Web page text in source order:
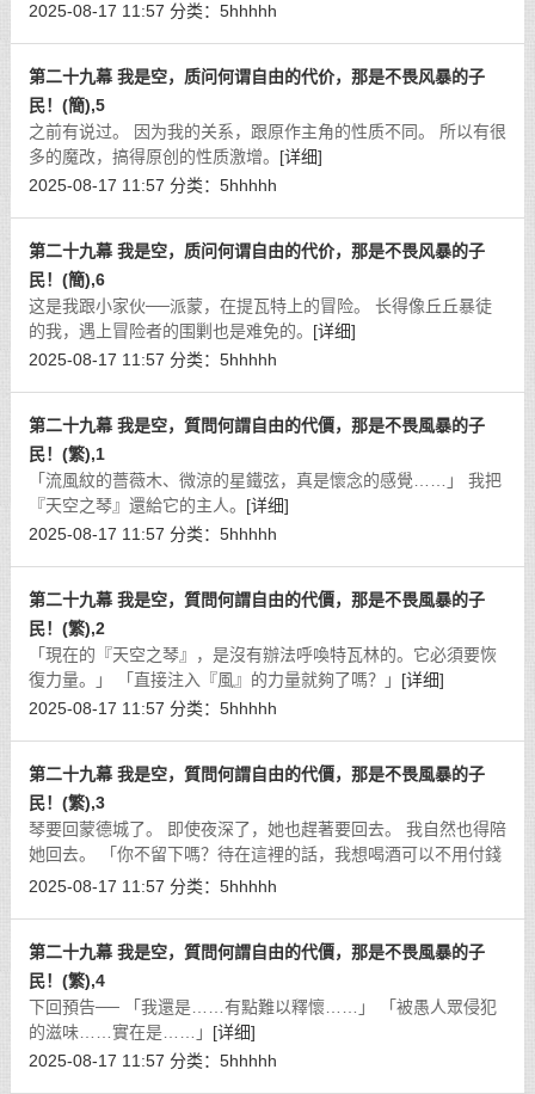
2025-08-17 11:57 分类： 5hhhhh
第二十九幕 我是空，质问何谓自由的代价，那是不畏风暴的子
民！(簡),5
之前有说过。 因为我的关系，跟原作主角的性质不同。 所以有很
多的魔改，搞得原创的性质激增。 [详细]
2025-08-17 11:57 分类： 5hhhhh
第二十九幕 我是空，质问何谓自由的代价，那是不畏风暴的子
民！(簡),6
这是我跟小家伙──派蒙，在提瓦特上的冒险。 长得像丘丘暴徒
的我，遇上冒险者的围剿也是难免的。 [详细]
2025-08-17 11:57 分类： 5hhhhh
第二十九幕 我是空，質問何謂自由的代價，那是不畏風暴的子
民！(繁),1
「流風紋的薔薇木、微涼的星鐵弦，真是懷念的感覺……」 我把
『天空之琴』還給它的主人。 [详细]
2025-08-17 11:57 分类： 5hhhhh
第二十九幕 我是空，質問何謂自由的代價，那是不畏風暴的子
民！(繁),2
「現在的『天空之琴』，是沒有辦法呼喚特瓦林的。它必須要恢
復力量。」 「直接注入『風』的力量就夠了嗎？」 [详细]
2025-08-17 11:57 分类： 5hhhhh
第二十九幕 我是空，質問何謂自由的代價，那是不畏風暴的子
民！(繁),3
琴要回蒙德城了。 即使夜深了，她也趕著要回去。 我自然也得陪
她回去。 「你不留下嗎？待在這裡的話，我想喝酒可以不用付錢
哦！」[详细]
2025-08-17 11:57 分类： 5hhhhh
第二十九幕 我是空，質問何謂自由的代價，那是不畏風暴的子
民！(繁),4
下回預告── 「我還是……有點難以釋懷……」 「被愚人眾侵犯
的滋味……實在是……」 [详细]
2025-08-17 11:57 分类： 5hhhhh